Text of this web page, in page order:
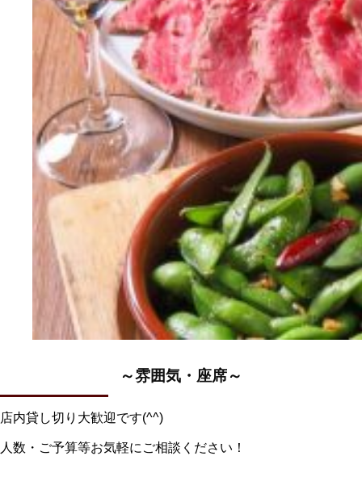
～雰囲気・座席～
店内貸し切り大歓迎です(^^)
人数・ご予算等お気軽にご相談ください！